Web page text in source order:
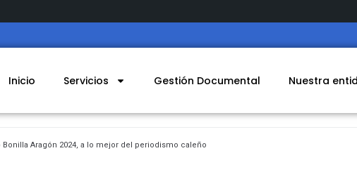
Inicio Servicios Gestión Documental Nuestra
Aragón 2024, a lo mejor del periodismo caleño